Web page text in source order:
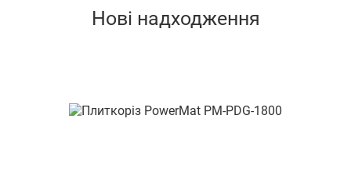
Нові надходження